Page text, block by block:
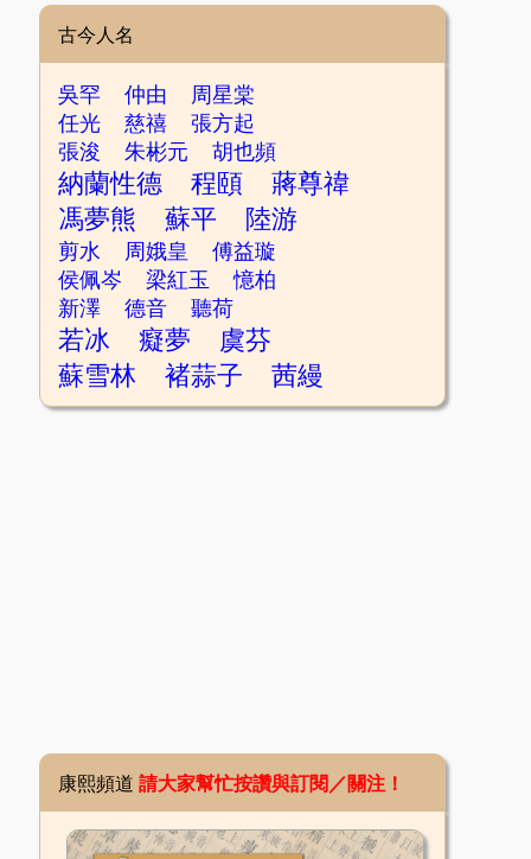
古今人名
吳罕 仲由
周星棠
任光
慈禧
張方起
張浚
朱彬元 胡也頻
納蘭性德 程頤
蔣尊禕
馮夢熊
蘇平 陸游
剪水 周娥皇
傅益璇
侯佩岑
梁紅玉
憶柏
新澤
德音 聽荷
若冰 癡夢
虞芬
蘇雪林
褚蒜子 茜縵
康熙頻道 請大家幫忙按讚與訂閱／關注！